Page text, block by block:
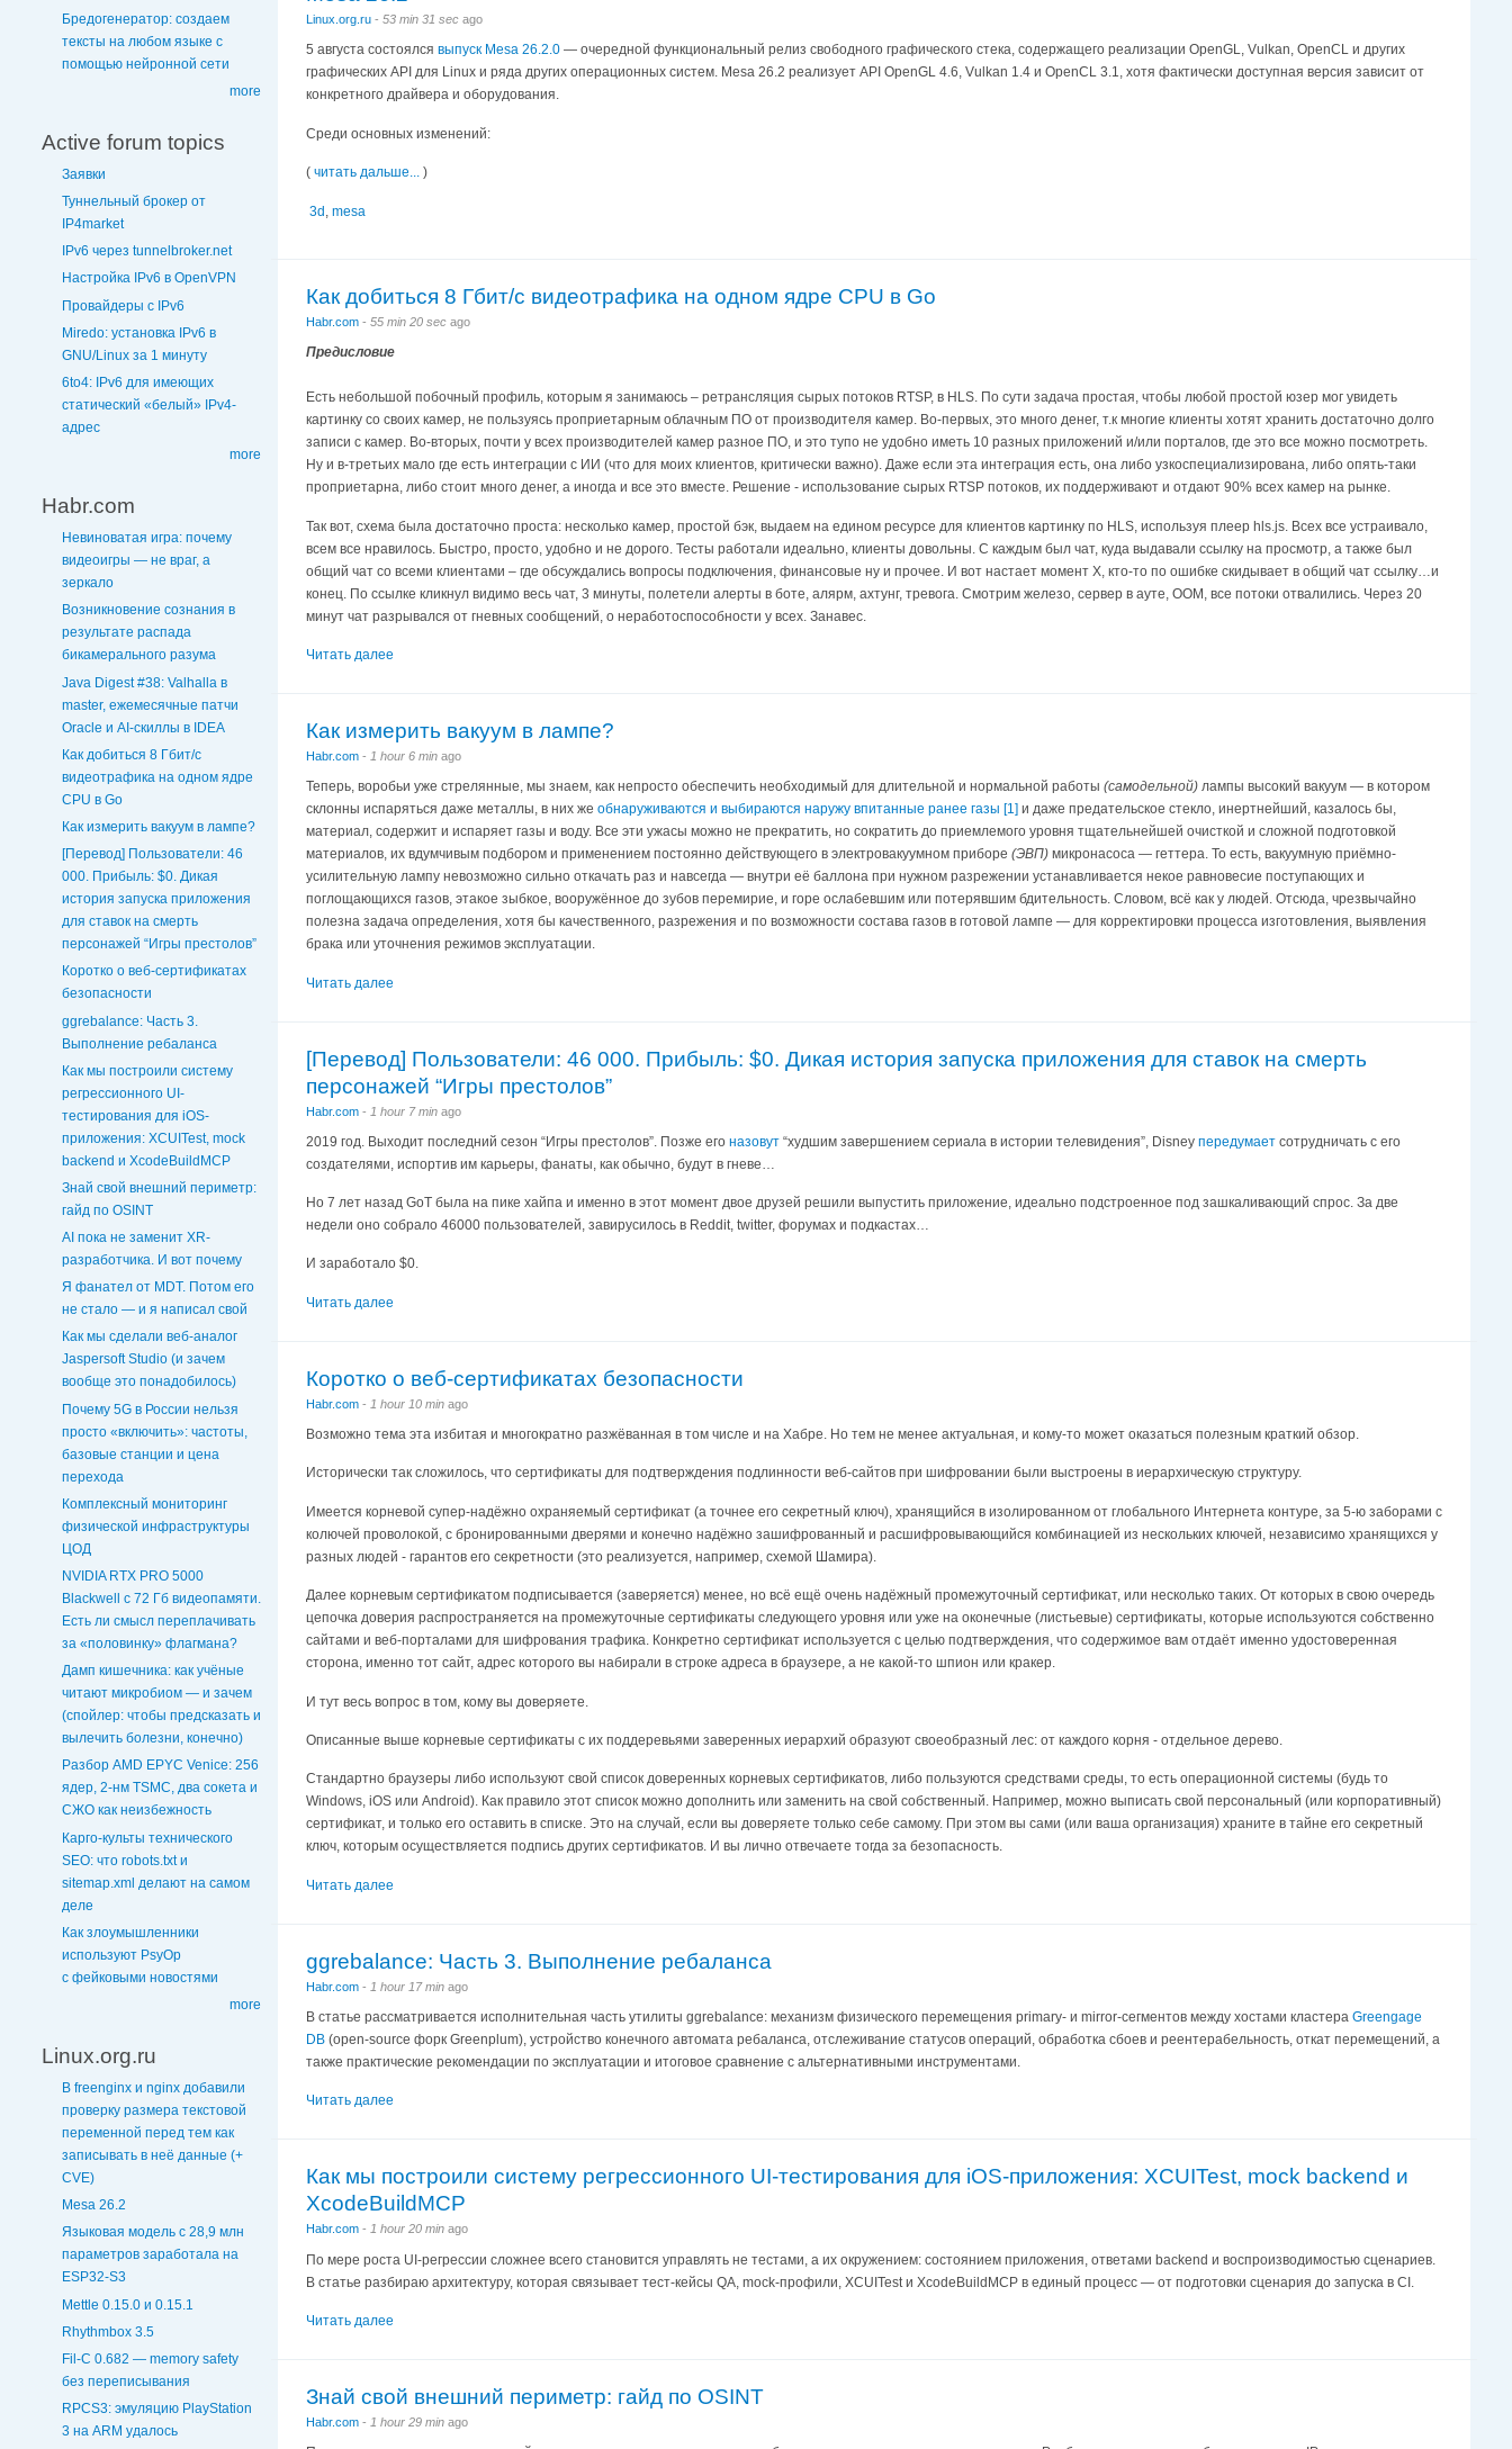
Бредогенератор: создаем
тексты на любом языке с
помощью нейронной сети
more
Active forum topics
Заявки
Туннельный брокер от
IP4market
IPv6 через tunnelbroker.net
Настройка IPv6 в OpenVPN
Провайдеры с IPv6
Miredo: установка IPv6 в
GNU/Linux за 1 минуту
6to4: IPv6 для имеющих
статический «белый» IPv4-
адрес
more
Habr.com
Невиноватая игра: почему
видеоигры — не враг, а
зеркало
Возникновение сознания в
результате распада
бикамерального разума
Java Digest #38: Valhalla в
master, ежемесячные патчи
Oracle и AI-скиллы в IDEA
Как добиться 8 Гбит/с
видеотрафика на одном ядре
CPU в Go
Как измерить вакуум в лампе?
[Перевод] Пользователи: 46
000. Прибыль: $0. Дикая
история запуска приложения
для ставок на смерть
персонажей “Игры престолов”
Коротко о веб-сертификатах
безопасности
ggrebalance: Часть 3.
Выполнение ребаланса
Как мы построили систему
регрессионного UI-
тестирования для iOS-
приложения: XCUITest, mock
backend и XcodeBuildMCP
Знай свой внешний периметр:
гайд по OSINT
AI пока не заменит XR-
разработчика. И вот почему
Я фанател от MDT. Потом его
не стало — и я написал свой
Как мы сделали веб-аналог
Jaspersoft Studio (и зачем
вообще это понадобилось)
Почему 5G в России нельзя
просто «включить»: частоты,
базовые станции и цена
перехода
Комплексный мониторинг
физической инфраструктуры
ЦОД
NVIDIA RTX PRO 5000
Blackwell с 72 Гб видеопамяти.
Есть ли смысл переплачивать
за «половинку» флагмана?
Дамп кишечника: как учёные
читают микробиом — и зачем
(спойлер: чтобы предсказать и
вылечить болезни, конечно)
Разбор AMD EPYC Venice: 256
ядер, 2-нм TSMC, два сокета и
СЖО как неизбежность
Карго-культы технического
SEO: что robots.txt и
sitemap.xml делают на самом
деле
Как злоумышленники
используют PsyOp
с фейковыми новостями
more
Linux.org.ru
В freenginx и nginx добавили
проверку размера текстовой
переменной перед тем как
записывать в неё данные (+
CVE)
Mesa 26.2
Языковая модель с 28,9 млн
параметров заработала на
ESP32-S3
Mettle 0.15.0 и 0.15.1
Rhythmbox 3.5
Fil-C 0.682 — memory safety
без переписывания
RPCS3: эмуляцию PlayStation
3 на ARM удалось
Linux.org.ru - 53 min 31 sec ago
5 августа состоялся выпуск Mesa 26.2.0 — очередной функциональный релиз свободного графического стека, содержащего реализации OpenGL, Vulkan, OpenCL и других
графических API для Linux и ряда других операционных систем. Mesa 26.2 реализует API OpenGL 4.6, Vulkan 1.4 и OpenCL 3.1, хотя фактически доступная версия зависит от
конкретного драйвера и оборудования.
Среди основных изменений:
( читать дальше... )
3d mesa
Как добиться 8 Гбит/с видеотрафика на одном ядре CPU в Go
Habr.com - 55 min 20 sec ago
Предисловие
Есть небольшой побочный профиль, которым я занимаюсь – ретрансляция сырых потоков RTSP, в HLS. По сути задача простая, чтобы любой простой юзер мог увидеть
картинку со своих камер, не пользуясь проприетарным облачным ПО от производителя камер. Во-первых, это много денег, т.к многие клиенты хотят хранить достаточно долго
записи с камер. Во-вторых, почти у всех производителей камер разное ПО, и это тупо не удобно иметь 10 разных приложений и/или порталов, где это все можно посмотреть.
Ну и в-третьих мало где есть интеграции с ИИ (что для моих клиентов, критически важно). Даже если эта интеграция есть, она либо узкоспециализирована, либо опять-таки
проприетарна, либо стоит много денег, а иногда и все это вместе. Решение - использование сырых RTSP потоков, их поддерживают и отдают 90% всех камер на рынке.
Так вот, схема была достаточно проста: несколько камер, простой бэк, выдаем на едином ресурсе для клиентов картинку по HLS, используя плеер hls.js. Всех все устраивало,
всем все нравилось. Быстро, просто, удобно и не дорого. Тесты работали идеально, клиенты довольны. С каждым был чат, куда выдавали ссылку на просмотр, а также был
общий чат со всеми клиентами – где обсуждались вопросы подключения, финансовые ну и прочее. И вот настает момент Х, кто-то по ошибке скидывает в общий чат ссылку…и
конец. По ссылке кликнул видимо весь чат, 3 минуты, полетели алерты в боте, алярм, ахтунг, тревога. Смотрим железо, сервер в ауте, ООМ, все потоки отвалились. Через 20
минут чат разрывался от гневных сообщений, о неработоспособности у всех. Занавес.
Читать далее
Как измерить вакуум в лампе?
Habr.com - 1 hour 6 min ago
Теперь, воробьи уже стрелянные, мы знаем, как непросто обеспечить необходимый для длительной и нормальной работы (самодельной) лампы высокий вакуум — в котором
склонны испаряться даже металлы, в них же обнаруживаются и выбираются наружу впитанные ранее газы [1] и даже предательское стекло, инертнейший, казалось бы,
материал, содержит и испаряет газы и воду. Все эти ужасы можно не прекратить, но сократить до приемлемого уровня тщательнейшей очисткой и сложной подготовкой
материалов, их вдумчивым подбором и применением постоянно действующего в электровакуумном приборе (ЭВП) микронасоса — геттера. То есть, вакуумную приёмно-
усилительную лампу невозможно сильно откачать раз и навсегда — внутри её баллона при нужном разрежении устанавливается некое равновесие поступающих и
поглощающихся газов, этакое зыбкое, вооружённое до зубов перемирие, и горе ослабевшим или потерявшим бдительность. Словом, всё как у людей. Отсюда, чрезвычайно
полезна задача определения, хотя бы качественного, разрежения и по возможности состава газов в готовой лампе — для корректировки процесса изготовления, выявления
брака или уточнения режимов эксплуатации.
Читать далее
[Перевод] Пользователи: 46 000. Прибыль: $0. Дикая история запуска приложения для ставок на смерть
персонажей “Игры престолов”
Habr.com - 1 hour 7 min ago
2019 год. Выходит последний сезон “Игры престолов”. Позже его назовут “худшим завершением сериала в истории телевидения”, Disney передумает сотрудничать с его
создателями, испортив им карьеры, фанаты, как обычно, будут в гневе…
Но 7 лет назад GoT была на пике хайпа и именно в этот момент двое друзей решили выпустить приложение, идеально подстроенное под зашкаливающий спрос. За две
недели оно собрало 46000 пользователей, завирусилось в Reddit, twitter, форумах и подкастах…
И заработало $0.
Читать далее
Коротко о веб-сертификатах безопасности
Habr.com - 1 hour 10 min ago
Возможно тема эта избитая и многократно разжёванная в том числе и на Хабре. Но тем не менее актуальная, и кому-то может оказаться полезным краткий обзор.
Исторически так сложилось, что сертификаты для подтверждения подлинности веб-сайтов при шифровании были выстроены в иерархическую структуру.
Имеется корневой супер-надёжно охраняемый сертификат (а точнее его секретный ключ), хранящийся в изолированном от глобального Интернета контуре, за 5-ю заборами с
колючей проволокой, с бронированными дверями и конечно надёжно зашифрованный и расшифровывающийся комбинацией из нескольких ключей, независимо хранящихся у
разных людей - гарантов его секретности (это реализуется, например, схемой Шамира).
Далее корневым сертификатом подписывается (заверяется) менее, но всё ещё очень надёжный промежуточный сертификат, или несколько таких. От которых в свою очередь
цепочка доверия распространяется на промежуточные сертификаты следующего уровня или уже на оконечные (листьевые) сертификаты, которые используются собственно
сайтами и веб-порталами для шифрования трафика. Конкретно сертификат используется с целью подтверждения, что содержимое вам отдаёт именно удостоверенная
сторона, именно тот сайт, адрес которого вы набирали в строке адреса в браузере, а не какой-то шпион или кракер.
И тут весь вопрос в том, кому вы доверяете.
Описанные выше корневые сертификаты с их поддеревьями заверенных иерархий образуют своеобразный лес: от каждого корня - отдельное дерево.
Стандартно браузеры либо используют свой список доверенных корневых сертификатов, либо пользуются средствами среды, то есть операционной системы (будь то
Windows, iOS или Android). Как правило этот список можно дополнить или заменить на свой собственный. Например, можно выписать свой персональный (или корпоративный)
сертификат, и только его оставить в списке. Это на случай, если вы доверяете только себе самому. При этом вы сами (или ваша организация) храните в тайне его секретный
ключ, которым осуществляется подпись других сертификатов. И вы лично отвечаете тогда за безопасность.
Читать далее
ggrebalance: Часть 3. Выполнение ребаланса
Habr.com - 1 hour 17 min ago
В статье рассматривается исполнительная часть утилиты ggrebalance: механизм физического перемещения primary- и mirror-сегментов между хостами кластера Greengage
DB (open-source форк Greenplum), устройство конечного автомата ребаланса, отслеживание статусов операций, обработка сбоев и реентерабельность, откат перемещений, а
также практические рекомендации по эксплуатации и итоговое сравнение с альтернативными инструментами.
Читать далее
Как мы построили систему регрессионного UI-тестирования для iOS-приложения: XCUITest, mock backend и
XcodeBuildMCP
Habr.com - 1 hour 20 min ago
По мере роста UI-регрессии сложнее всего становится управлять не тестами, а их окружением: состоянием приложения, ответами backend и воспроизводимостью сценариев.
В статье разбираю архитектуру, которая связывает тест-кейсы QA, mock-профили, XCUITest и XcodeBuildMCP в единый процесс — от подготовки сценария до запуска в CI.
Читать далее
Знай свой внешний периметр: гайд по OSINT
Habr.com - 1 hour 29 min ago